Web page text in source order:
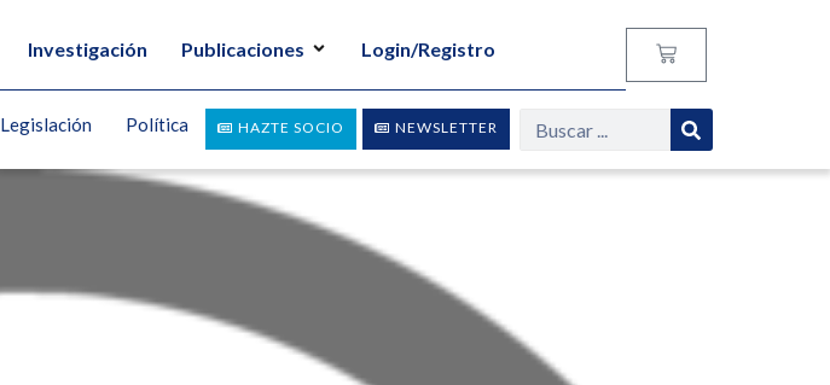
Investigación Publicaciones Login/Registro
NEWSLETTER
HAZTE SOCIO
Legislación Política